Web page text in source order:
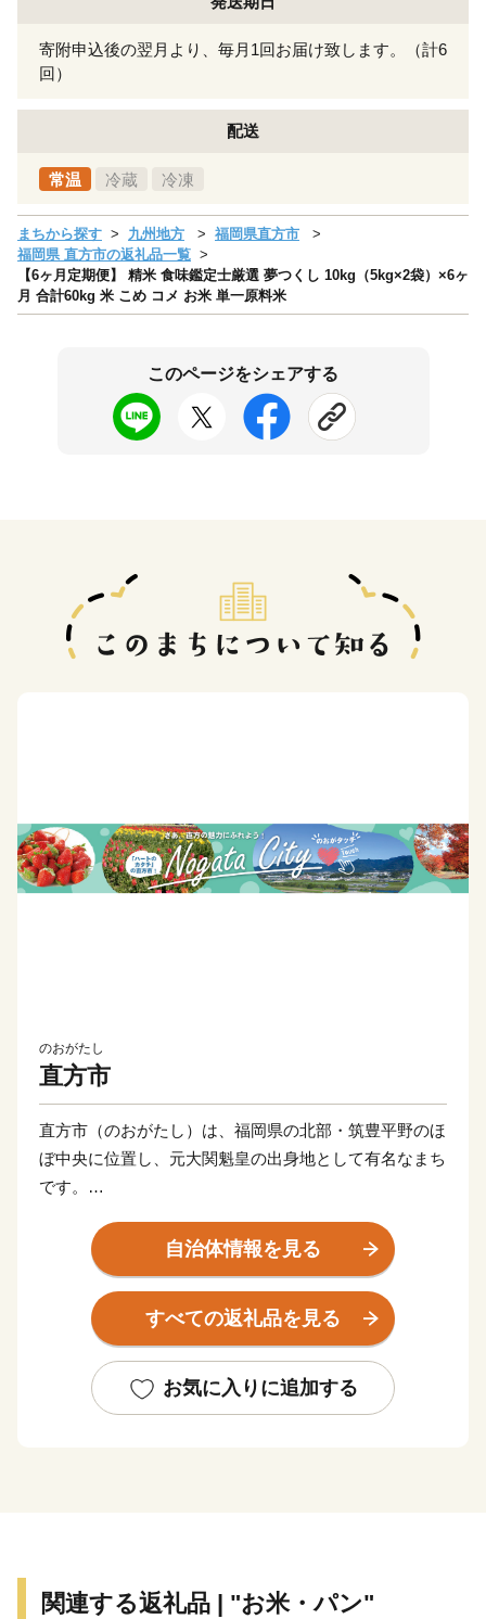
寄附申込後の翌月より、毎月1回お届け致します。（計6
回）
配送
常温 冷蔵 冷凍
まちから探す 九州地方
福岡県直方市
福岡県 直方市の返礼品一覧
【6ヶ月定期便】 精米 食味鑑定士厳選 夢つくし 10kg（5kg×2袋）×6ヶ
月 合計60kg 米 こめ コメ お米 単一原料米
このページをシェアする
のおがたし
直方市
直方市（のおがたし）は、福岡県の北部・筑豊平野のほ
ぼ中央に位置し、元大関魁皇の出身地として有名なまち
です。
父なる福智山と母なる遠賀川に代表される豊かな自然に
恵まれ、春には約13万本のチューリップが咲き誇りま
す。また、江戸時代は直方藩の城下町として、明治以降
は石炭業や鉄工業で筑豊炭田の中心都市として栄えるな
自然と歴史が織り成す直方市。あなたの温かいご支援
自治体情報を見る
すべての返礼品を見る
お気に入りに追加する
関連する返礼品 | "お米・パン"